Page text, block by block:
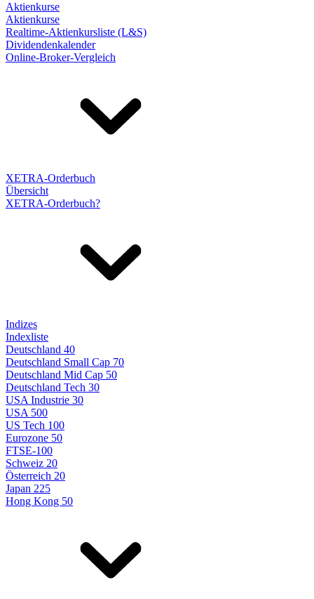
Aktienkurse
Aktienkurse
Realtime-Aktienkursliste (L&S)
Dividendenkalender
Online-Broker-Vergleich
XETRA-Orderbuch
Übersicht
XETRA-Orderbuch?
Indizes
Indexliste
Deutschland 40
Deutschland Small Cap 70
Deutschland Mid Cap 50
Deutschland Tech 30
USA Industrie 30
USA 500
US Tech 100
Eurozone 50
FTSE-100
Schweiz 20
Österreich 20
Japan 225
Hong Kong 50